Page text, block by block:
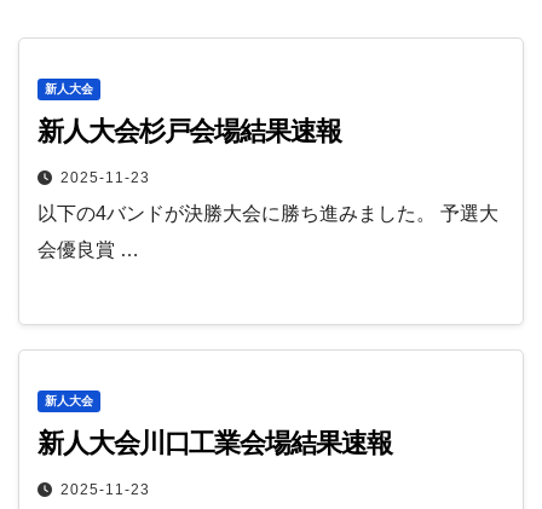
新人大会
新人大会杉戸会場結果速報
2025-11-23
以下の4バンドが決勝大会に勝ち進みました。 予選大
会優良賞 …
新人大会
新人大会川口工業会場結果速報
2025-11-23